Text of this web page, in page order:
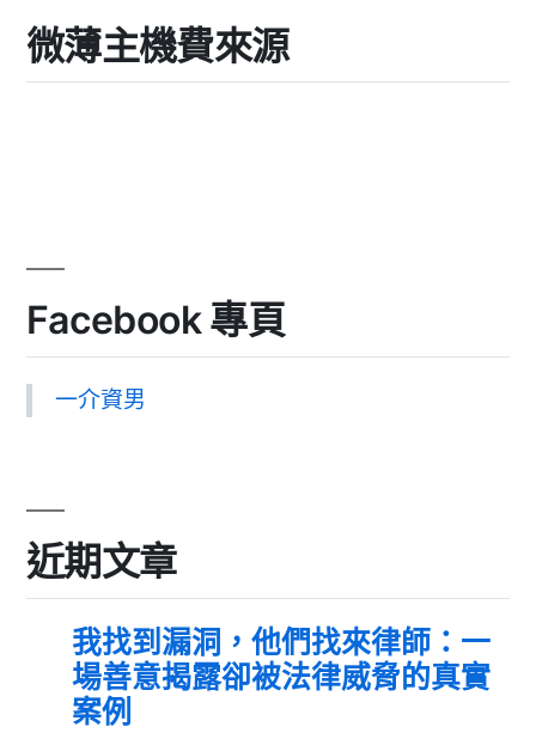
微薄主機費來源
Facebook 專頁
一介資男
近期文章
我找到漏洞，他們找來律師：一
場善意揭露卻被法律威脅的真實
案例